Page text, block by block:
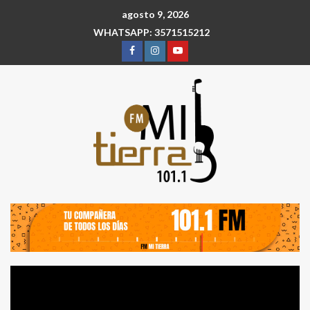
agosto 9, 2026
WHATSAPP: 3571515212